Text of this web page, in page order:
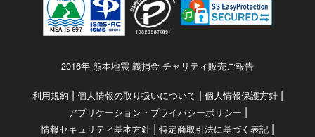
2016年 熊本地震 義捐金 チャリティ販売ご報告
利用規約 | 個人情報の取り扱いについて | 個人情報保護方針|
アプリケーション・プライバシーポリシー |
情報セキュリティ基本方針 | 特定商取引法に基づく表記 |